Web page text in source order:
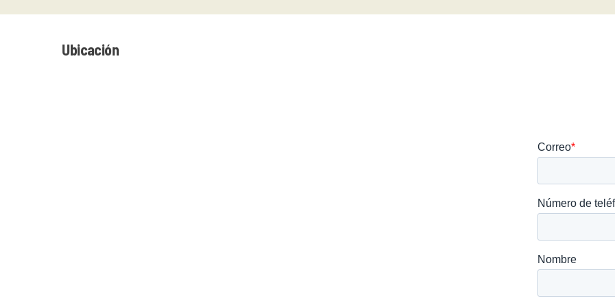
Ubicación
¡Hablemos!